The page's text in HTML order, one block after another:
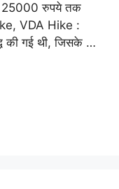
25000 रुपये तक
VDA Hike :
की गई थी, जिसके …